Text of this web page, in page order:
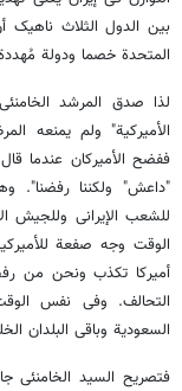
بین الدول الثلاث ناهیک
المتحدة خصما ودولة
لذا صدق المرشد
الأمیرکیة" ولم یمنعه
ففضح الأمیرکان عندما
"داعش" ولکننا رفضنا".
للشعب الإیرانی وللجیش
الوقت وجه صفعة
أمیرکا تکذب ونحن من
التحالف. وفی نفس
السعودیة وباقی البلدان
فتصریح السید الخامنئی